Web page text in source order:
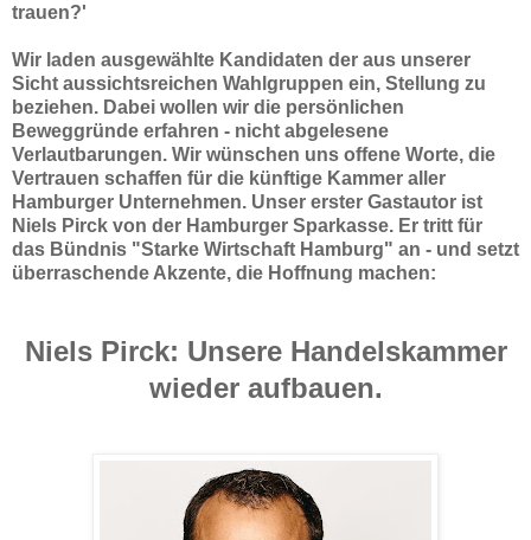
trauen?'
Wir laden ausgewählte Kandidaten der aus unserer
Sicht aussichtsreichen Wahlgruppen ein, Stellung zu
beziehen. Dabei wollen wir die persönlichen
Beweggründe erfahren - nicht abgelesene
Verlautbarungen. Wir wünschen uns offene Worte, die
Vertrauen schaffen für die künftige Kammer aller
Hamburger Unternehmen. Unser erster Gastautor ist
Niels Pirck von der Hamburger Sparkasse. Er tritt für
das Bündnis "Starke Wirtschaft Hamburg" an - und setzt
überraschende Akzente, die Hoffnung machen:
Niels Pirck: Unsere Handelskammer
wieder aufbauen.